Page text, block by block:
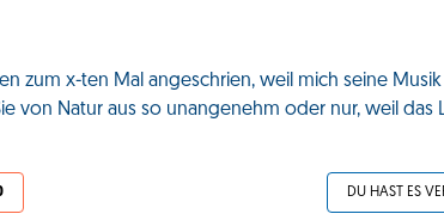
zum x-ten Mal angeschrien, weil mich seine
von Natur aus so unangenehm oder nur, weil das
DU HAST ES